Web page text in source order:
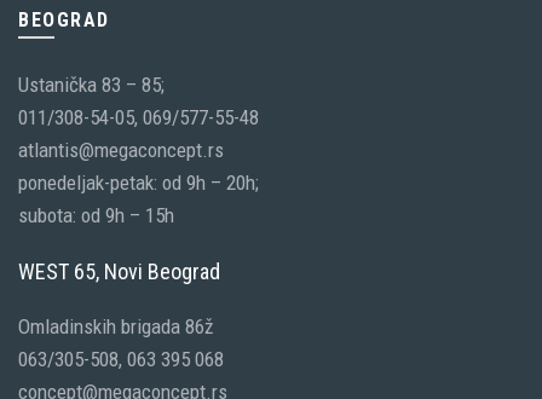
BEOGRAD
Ustanička 83 – 85;
011/308-54-05, 069/577-55-48
atlantis@megaconcept.rs
ponedeljak-petak: od 9h – 20h;
subota: od 9h – 15h
WEST 65, Novi Beograd
Omladinskih brigada 86ž
063/305-508, 063 395 068
concept@megaconcept.rs